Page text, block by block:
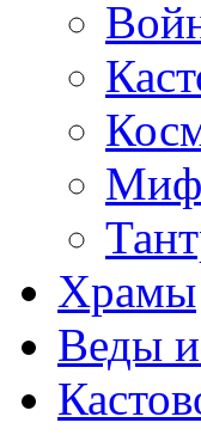
Храмы
Веды